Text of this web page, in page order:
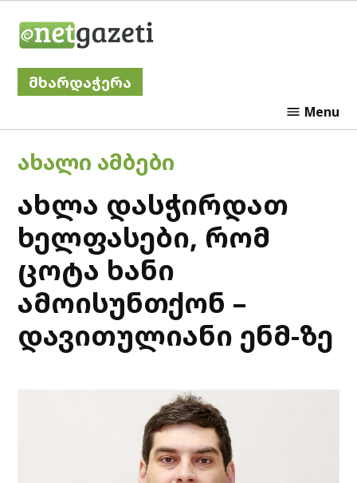
მხარდაჭერა
Menu
POSTED
IN
ᲐᲮᲐᲚᲘ ᲐᲛᲑᲔᲑᲘ
ახლა დასჭირდათ
ხელფასები, რომ
ცოტა ხანი
ამოისუნთქონ –
დავითულიანი ენმ-ზე